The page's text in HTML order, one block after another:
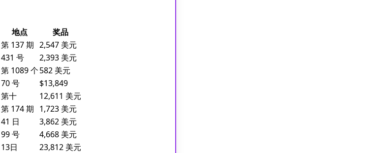
地点
奖品
第 137 期 2,547 美元
431 号
2,393 美元
第 1089 个582 美元
70 号
$13,849
第十
12,611 美元
第 174 期 1,723 美元
41 日
3,862 美元
99 号
4,668 美元
13日
23,812 美元